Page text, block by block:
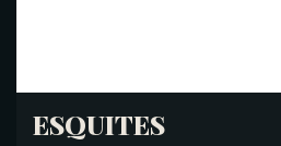
ESQUITES